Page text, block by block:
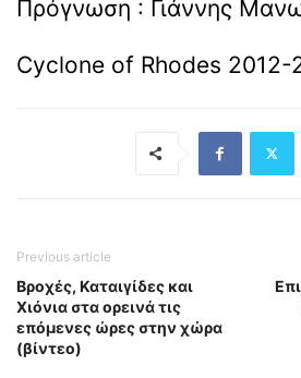
Πρόγνωση : Γιάννης
Cyclone of Rhodes 2012-
Previous article
Βροχές, Καταιγίδες και
Χιόνια στα ορεινά τις
επόμενες ώρες στην χώρα
(βίντεο)